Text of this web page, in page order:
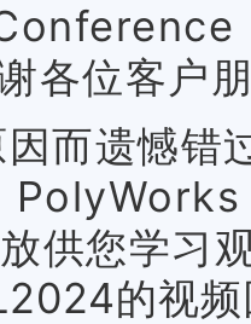
各位客户
而遗憾错
供您学习
的视